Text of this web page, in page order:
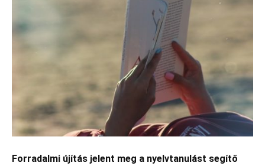
Forradalmi újítás jelent meg a nyelvtanulást segítő